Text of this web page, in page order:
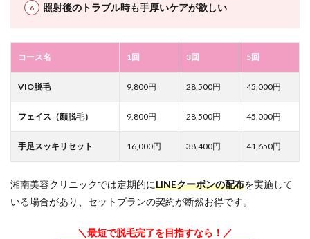
照射後のトラブル時も手厚いケアが欲しい
コース名 1回 3回 5回
VIO脱毛 9,800円 28,500円 45,000円
フェイス（顔脱毛） 9,800円 28,500円 45,000円
手足スッキリセット 16,000円 38,400円 41,650円
湘南美容クリニックでは定期的にLINEクーポンの配布を実施して
いる場合があり、セットプランの契約が断然お得です。
＼最短で脱毛完了を目指すなら！／